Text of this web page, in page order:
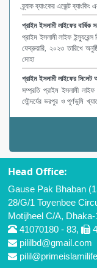
ব্র্যাক ব্যাংকের এজেন্ট
প্রাইম ইসলামী লাইফের বার্ষিক
প্রাইম ইসলামী লাইফ ইন্স্যুরেন্স
ফেব্রুয়ারি, ২০২৩ তারিখে
মোহা
প্রাইম ইসলামী লাইফের
সম্প্রতি প্রাইম ইসলামী
সৌন্দর্যের ভরপুর ও পূর্ণভুমি
Head Office:
Gause Pak Bhaban
28/G/1 Toyenbee
Motijheel C/A, Dhaka-
41070180 - 83,
pililbd@gmail.com